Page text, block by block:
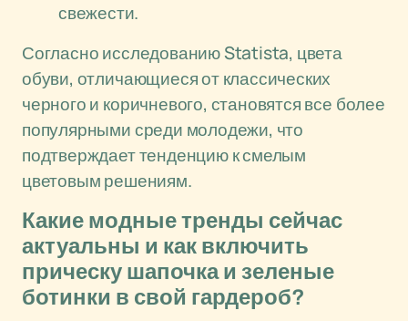
свежести.
Согласно исследованию Statista, цвета
обуви, отличающиеся от классических
черного и коричневого, становятся все более
популярными среди молодежи, что
подтверждает тенденцию к смелым
цветовым решениям.
Какие модные тренды сейчас
актуальны и как включить
прическу шапочка и зеленые
ботинки в свой гардероб?